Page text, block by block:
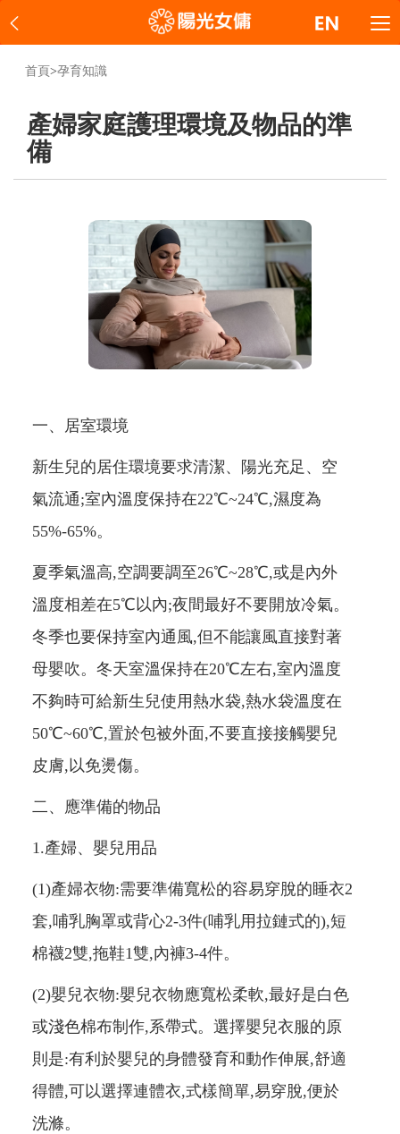
首頁>孕育知識
產婦家庭護理環境及物品的準
備
一、居室環境
新生兒的居住環境要求清潔、陽光充足、空
氣流通;室內溫度保持在22℃~24℃,濕度為
55%-65%。
夏季氣溫高,空調要調至26℃~28℃,或是內外
溫度相差在5℃以內;夜間最好不要開放冷氣。
冬季也要保持室內通風,但不能讓風直接對著
母嬰吹。冬天室溫保持在20℃左右,室內溫度
不夠時可給新生兒使用熱水袋,熱水袋溫度在
50℃~60℃,置於包被外面,不要直接接觸嬰兒
皮膚,以免燙傷。
二、應準備的物品
1.產婦、嬰兒用品
(1)產婦衣物:需要準備寬松的容易穿脫的睡衣2
套,哺乳胸罩或背心2-3件(哺乳用拉鏈式的),短
棉襪2雙,拖鞋1雙,內褲3-4件。
(2)嬰兒衣物:嬰兒衣物應寬松柔軟,最好是白色
或淺色棉布制作,系帶式。選擇嬰兒衣服的原
則是:有利於嬰兒的身體發育和動作伸展,舒適
得體,可以選擇連體衣,式樣簡單,易穿脫,便於
洗滌。